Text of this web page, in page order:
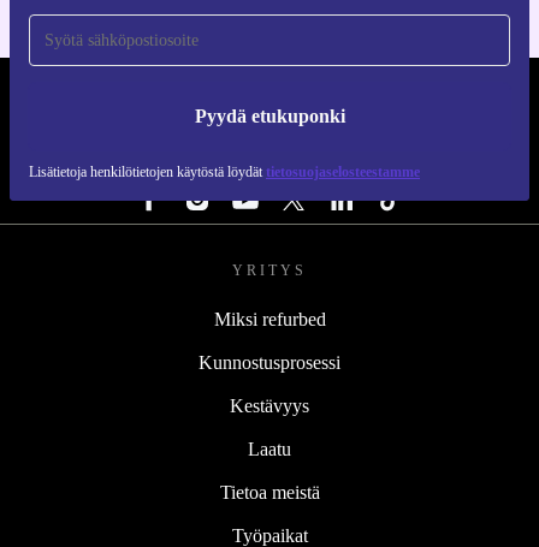
Pyydä etukuponki
Lisätietoja henkilötietojen käytöstä löydät tietosuojaselosteestamme
YRITYS
Miksi refurbed
Kunnostusprosessi
Kestävyys
Laatu
Tietoa meistä
Työpaikat